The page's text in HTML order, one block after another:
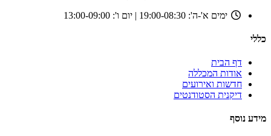
ימים א'-ה': 19:00-08:30 | יום ו': 13:00-09:00
כללי
דף הבית
אודות המכללה
חדשות ואירועים
דיקנית הסטודנטים
מידע נוסף